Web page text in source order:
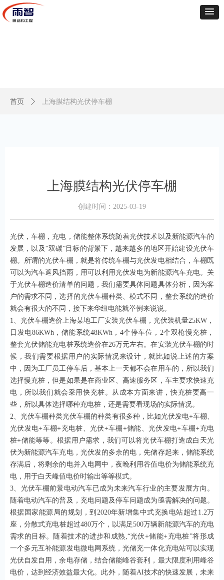
首页 ꄲ 上海膜结构光伏停车棚
上海膜结构光伏停车棚
光伏，车棚，充电，储能整体系统随着光伏技术以及新能源汽车的
发展，以及“双碳”目标的背景下，越来越多的地区开始建设光伏车
棚。所谓的光伏车棚，就是将传统车棚与光伏发电相结合，车棚既
可以为汽车遮风挡雨，用可以利用光伏发电为新能源汽车充电。关
于光伏车棚造价清单的问题，我们需要具体问题具体分析，因为客
户的需求不同，选择的光伏车棚种类、模式不同，整套系统的造价
就会有很大的不同，接下来华纽电能就举例来说说。
1、光伏车棚造价上海某地工厂安装光伏车棚，光伏装机量25KW，
日发电86KWh，储能系统48KWh，4个停车位，2个双枪慢充桩，
整套光伏储能充电桩系统造价在26万元左右。在安装光伏车棚的时
候，我们需要根据用户的实际情况来设计，就比如说上述的方案
中，因为工厂员工停车后，基本上一天都不会在用车的，所以我们
选择慢充桩，但是如果是在商业区、高速服务区，车主要求快速充
电，所以我们就会采用快充桩。从成本方面来讲，快充桩要高一
些，所以具体选择哪种充电桩，还是需要看现场的实际情况。
2、光伏车棚种类光伏车棚的种类有很多种，比如光伏发电+车棚、
光伏发电+车棚+充电桩、光伏+车棚+储能、光伏发电+车棚+充电
桩+储能等等。根据用户需求，我们可以将光伏车棚打造成白天光
伏为新能源汽车充电，光伏发的多余的电，先储存起来，储能系统
存满后，将剩余的电并入电网中，夜晚利用谷值电价为储能系统充
电，用于白天峰值电价时输出等等模式。
3、光伏车棚前景电动汽车已成为未来汽车行业的主要发展方向。
随着电动汽车的普及，充电问题及停车问题成为亟需解决的问题。
根据国家能源局的规划，到2020年新增集中式充换电站超过1.2万
座，分散式充电桩超过480万个，以满足500万辆新能源汽车的充电
需求的目标。随着技术的进步和成熟,“光伏+储能+充电桩”将形成
一个多元互补能源发电微电网系统，光储充一体化充电站可以实现
光伏自发自用，余电存储，结合储能峰谷套利，最大限度利用峰谷
电价，达到经济效益最大化。此外，随着AI技术的快速发展，未来
创建时间： 2025-03-19